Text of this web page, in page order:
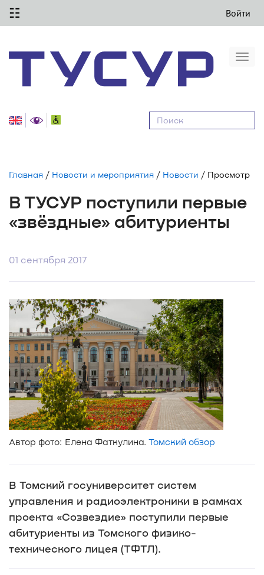
☷ Войти
Главная / Новости и мероприятия / Новости / Просмотр
В ТУСУР поступили первые
«звёздные» абитуриенты
01 сентября 2017
Автор фото: Елена Фаткулина. Томский обзор
В Томский госуниверситет систем
управления и радиоэлектроники в рамках
проекта «Созвездие» поступили первые
абитуриенты из Томского физико-
технического лицея (ТФТЛ).